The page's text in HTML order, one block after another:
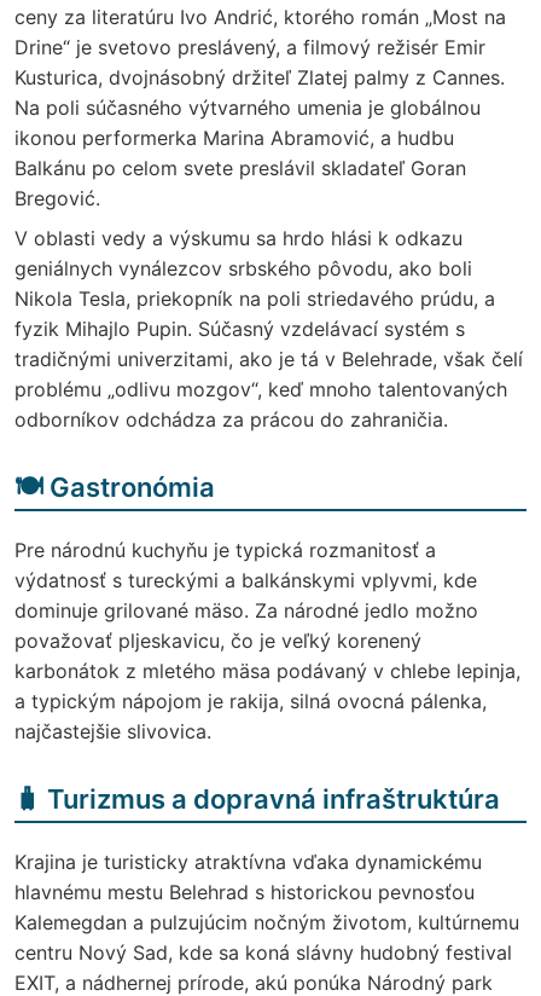
ceny za literatúru Ivo Andrić, ktorého román „Most na
Drine“ je svetovo preslávený, a filmový režisér Emir
Kusturica, dvojnásobný držiteľ Zlatej palmy z Cannes.
Na poli súčasného výtvarného umenia je globálnou
ikonou performerka Marina Abramović, a hudbu
Balkánu po celom svete preslávil skladateľ Goran
Bregović.
V oblasti vedy a výskumu sa hrdo hlási k odkazu
geniálnych vynálezcov srbského pôvodu, ako boli
Nikola Tesla, priekopník na poli striedavého prúdu, a
fyzik Mihajlo Pupin. Súčasný vzdelávací systém s
tradičnými univerzitami, ako je tá v Belehrade, však čelí
problému „odlivu mozgov“, keď mnoho talentovaných
odborníkov odchádza za prácou do zahraničia.
🍽️ Gastronómia
Pre národnú kuchyňu je typická rozmanitosť a
výdatnosť s tureckými a balkánskymi vplyvmi, kde
dominuje grilované mäso. Za národné jedlo možno
považovať pljeskavicu, čo je veľký korenený
karbonátok z mletého mäsa podávaný v chlebe lepinja,
a typickým nápojom je rakija, silná ovocná pálenka,
najčastejšie slivovica.
🧳 Turizmus a dopravná infraštruktúra
Krajina je turisticky atraktívna vďaka dynamickému
hlavnému mestu Belehrad s historickou pevnosťou
Kalemegdan a pulzujúcim nočným životom, kultúrnemu
centru Nový Sad, kde sa koná slávny hudobný festival
EXIT, a nádhernej prírode, akú ponúka Národný park